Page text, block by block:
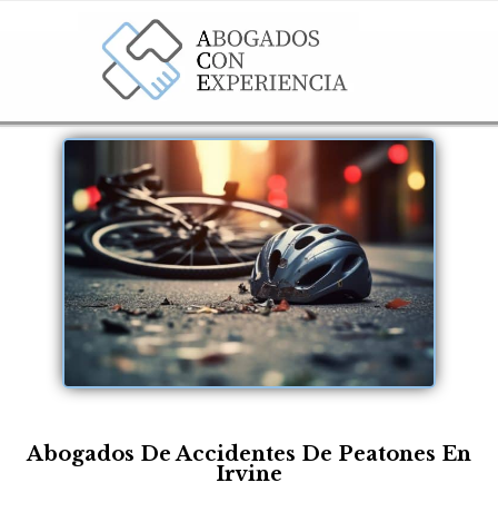
Abogados De Accidentes De Peatones En
Irvine